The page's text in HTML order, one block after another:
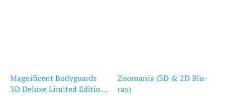
Magnificent Bodyguards
3D Deluxe Limited Edition
Zoomania (3D & 2D Blu-
ray)